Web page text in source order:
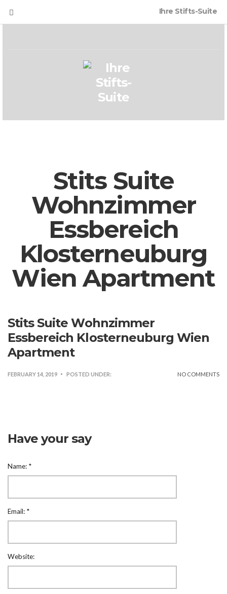
Ihre Stifts-Suite
Stits Suite
Wohnzimmer
Essbereich
Klosterneuburg
Wien Apartment
Stits Suite Wohnzimmer
Essbereich Klosterneuburg Wien
Apartment
FEBRUARY 14, 2019 POSTED UNDER: NO COMMENTS
Have your say
Name: *
Email: *
Website: